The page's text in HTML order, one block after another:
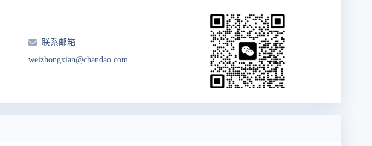
联系邮箱
weizhongxian@chandao.com